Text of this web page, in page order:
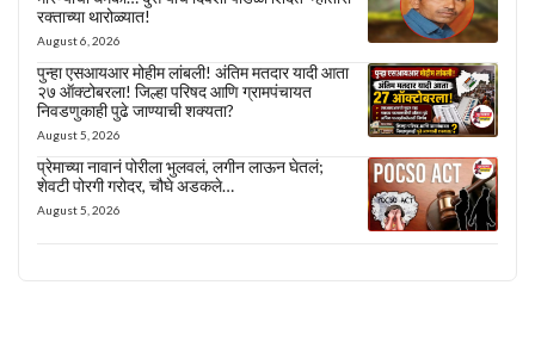
रक्ताच्या थारोळ्यात!
August 6, 2026
पुन्हा एसआयआर मोहीम लांबली! अंतिम मतदार यादी आता
२७ ऑक्टोबरला! जिल्हा परिषद आणि ग्रामपंचायत
निवडणुकाही पुढे जाण्याची शक्यता?
August 5, 2026
प्रेमाच्या नावानं पोरीला भुलवलं, लगीन लाऊन घेतलं;
शेवटी पोरगी गरोदर, चौघे अडकले…
August 5, 2026